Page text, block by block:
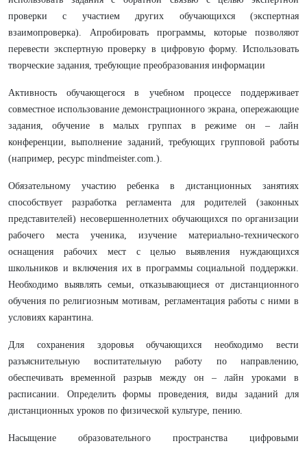
проверки с участием других обучающихся (экспертная
взаимопроверка). Апробировать программы, которые позволяют
перевести экспертную проверку в цифровую форму. Использовать
творческие задания, требующие преобразования информации
Активность обучающегося в учебном процессе поддерживает
совместное использование демонстрационного экрана, опережающие
задания, обучение в малых группах в режиме он – лайн
конференции, выполнение заданий, требующих групповой работы
(например, ресурс mindmeister.com.).
Обязательному участию ребенка в дистанционных занятиях
способствует разработка регламента для родителей (законных
представителей) несовершеннолетних обучающихся по организации
рабочего места ученика, изучение материально-технического
оснащения рабочих мест с целью выявления нуждающихся
школьников и включения их в программы социальной поддержки.
Необходимо выявлять семьи, отказывающиеся от дистанционного
обучения по религиозным мотивам, регламентация работы с ними в
условиях карантина.
Для сохранения здоровья обучающихся необходимо вести
разъяснительную воспитательную работу по направлению,
обеспечивать временной разрыв между он – лайн уроками в
расписании. Определить формы проведения, виды заданий для
дистанционных уроков по физической культуре, пению.
Насыщение образовательного пространства цифровыми